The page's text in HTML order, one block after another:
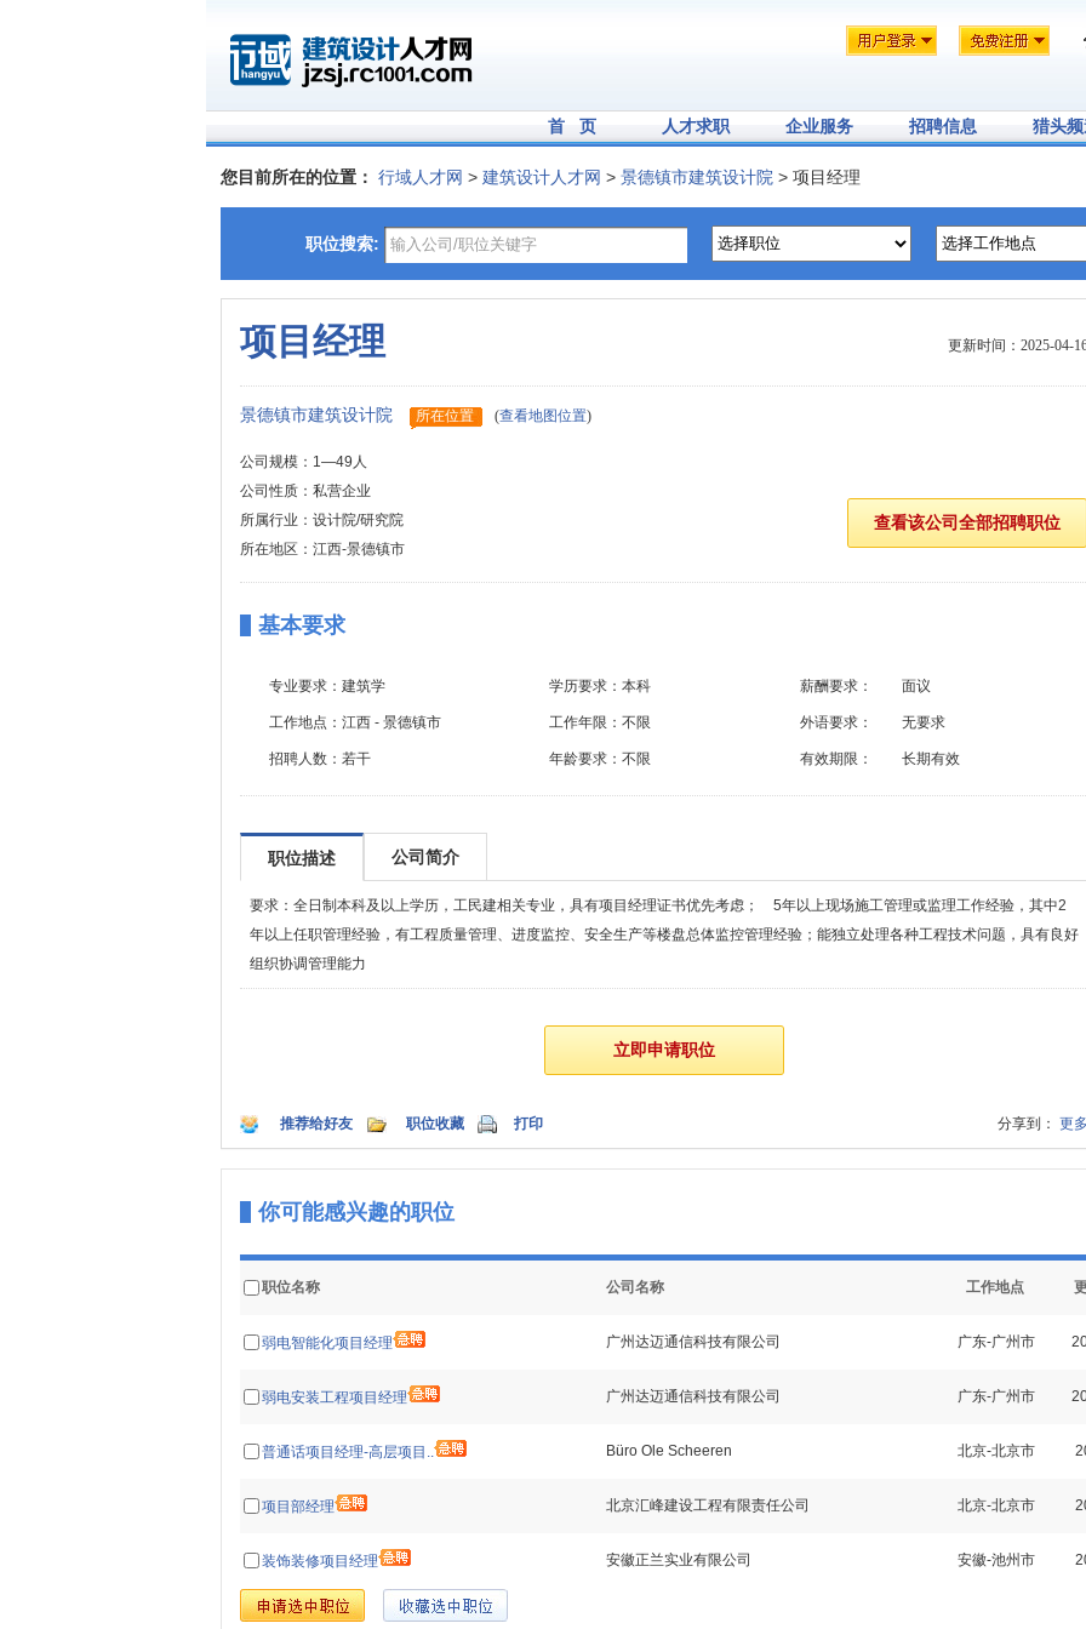
首 页 人才求职 企业服务 招聘信息 猎头
您目前所在的位置： 行域人才网 > 建筑设计人才网 > 景德镇市建筑设计院 > 项目经理
职位搜索:
更新时间：2025-04-
项目经理
景德镇市建筑设计院 所在位置 (查看地图位置)
公司规模：1—49人
公司性质：私营企业
所属行业：设计院/研究院
所在地区：江西-景德镇市
基本要求
专业要求： 建筑学 学历要求： 本科 薪酬要求： 面议
工作地点： 江西 - 景德镇市 工作年限： 不限 外语要求： 无要求
招聘人数： 若干 年龄要求： 不限 有效期限： 长期有效
职位描述 公司简介
要求：全日制本科及以上学历，工民建相关专业，具有项目经理证书优先考虑； 5年以上现场施工管理或监理工作经验，其中2
年以上任职管理经验，有工程质量管理、进度监控、安全生产等楼盘总体监控管理经验；能独立处理各种工程技术问题，具有良好
组织协调管理能力
推荐给好友 职位收藏 打印 分享到： 更多
你可能感兴趣的职位
职位名称 公司名称 工作地点
弱电智能化项目经理 广州达迈通信科技有限公司 广东-广州市
弱电安装工程项目经理 广州达迈通信科技有限公司 广东-广州市
普通话项目经理-高层项目.. Büro Ole Scheeren 北京-北京市
项目部经理 北京汇峰建设工程有限责任公司 北京-北京市
装饰装修项目经理 安徽正兰实业有限公司 安徽-池州市